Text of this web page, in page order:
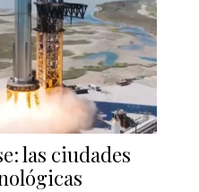
las ciudades